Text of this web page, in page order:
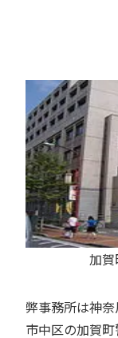
加賀町
弊事務所は神
市中区の加賀町